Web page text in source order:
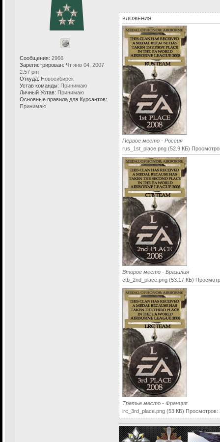
Сообщения: 2966
Зарегистрирован: Чт янв 04, 2007
2:57 pm
Откуда: Новосибирск
Устав команды: Принимаю
Личный Устав: Принимаю
Основные правила для Курсантов:
Принимаю
ВЛОЖЕНИЯ
Первое место - Россия
rus_1st_place.png (52.9 КБ)
Второе место - Бразилия
ctb_2nd_place.png (53.17 КБ)
Третье место - Франция
lrc_3rd_place.png (53 КБ) Просмотров: